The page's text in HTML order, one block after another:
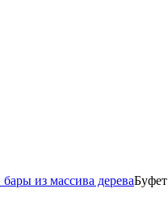
из массива дерева